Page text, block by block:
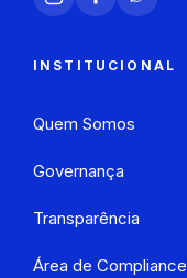
INSTITUCIONAL
Quem Somos
Governança
Transparência
Área de Compliance